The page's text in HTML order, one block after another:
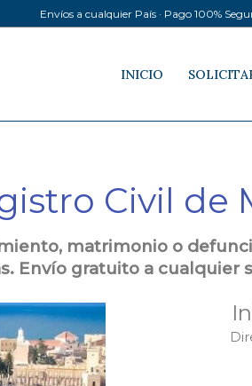
Envíos a cualquier País · Pago 100%
INICIO
Civil de
matrimonio o
Envío gratuito a cualquier